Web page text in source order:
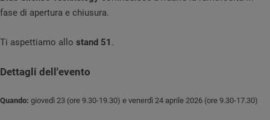
fase di apertura e chiusura.
Ti aspettiamo allo stand 51 .
Dettagli dell'evento
Quando: giovedì 23 (ore 9.30-19.30) e venerdì 24 aprile 2026 (ore 9.30-17.30)